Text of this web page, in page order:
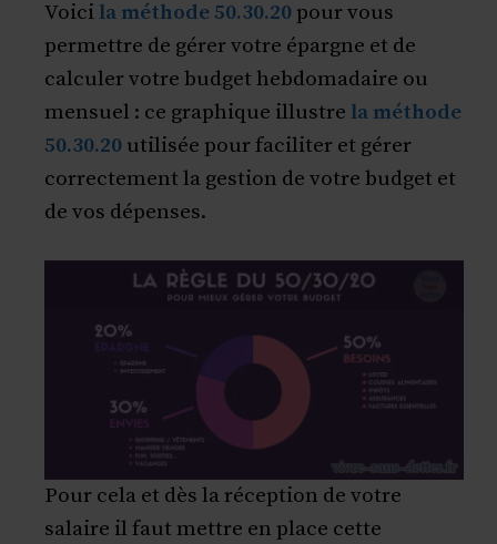
Voici la méthode 50.30.20 pour vous
permettre de gérer votre épargne et de
calculer votre budget hebdomadaire ou
mensuel : ce graphique illustre la méthode
50.30.20 utilisée pour faciliter et gérer
correctement la gestion de votre budget et
de vos dépenses.
Pour cela et dès la réception de votre
salaire il faut mettre en place cette